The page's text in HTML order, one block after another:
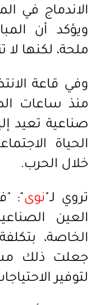
الاندماج في
ويؤكد أن
ملحة، لكنها لا
وفي قاعة
منذ ساعات
صناعية تعيد
الحياة
خلال الحرب.
تروي لـ" نوى ":
العين
جعلت ذلك
لتوفير